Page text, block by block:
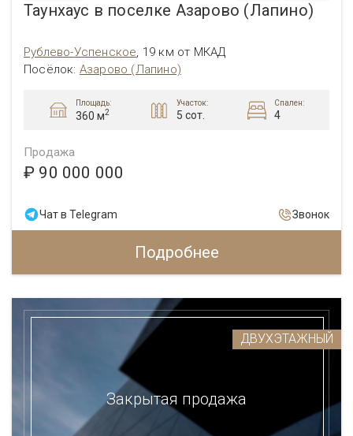
Таунхаус в поселке Азарово (Лапино)
Рублево-Успенское, 19 км от МКАД
Посёлок: Азарово (Лапино)
Площадь:
360 м2
Участок:
5 сот.
Спален:
4
Продажа
₽ 90 000 000
Чат в Telegram Звонок
Подробнее
ДВУХЭТАЖНЫЙ
Закрытая продажа